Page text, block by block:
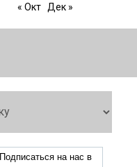
« Окт
Дек »
Подписаться на нас в